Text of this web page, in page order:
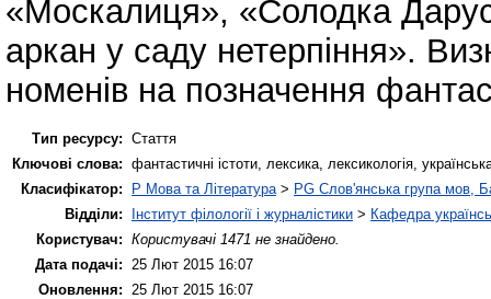
«Москалиця», «Солодка
аркан у саду нетерпіння».
номенів на позначення
Тип ресурсу: Стаття
Ключові слова: фантастичні істоти, лексика, лексикологія,
Класифікатор:
P Мова та Література > PG Слов'янська група мов,
Відділи:
Інститут філології і журналістики > Кафедра
Користувач: Користувачі 1471 не знайдено.
Дата подачі:
25 Лют 2015 16:07
Оновлення:
25 Лют 2015 16:07